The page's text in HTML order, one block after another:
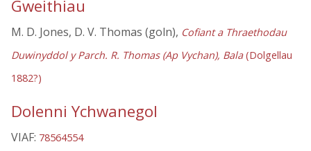
Gweithiau
M. D. Jones, D. V. Thomas (goln), Cofiant a Thraethodau
Duwinyddol y Parch. R. Thomas (Ap Vychan), Bala(Dolgellau
1882?)
Dolenni Ychwanegol
VIAF: 78564554